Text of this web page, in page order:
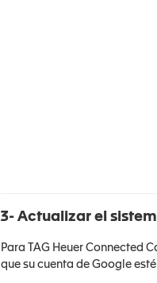
3- Actualizar el
Para TAG Heuer Connected
que su cuenta de Google